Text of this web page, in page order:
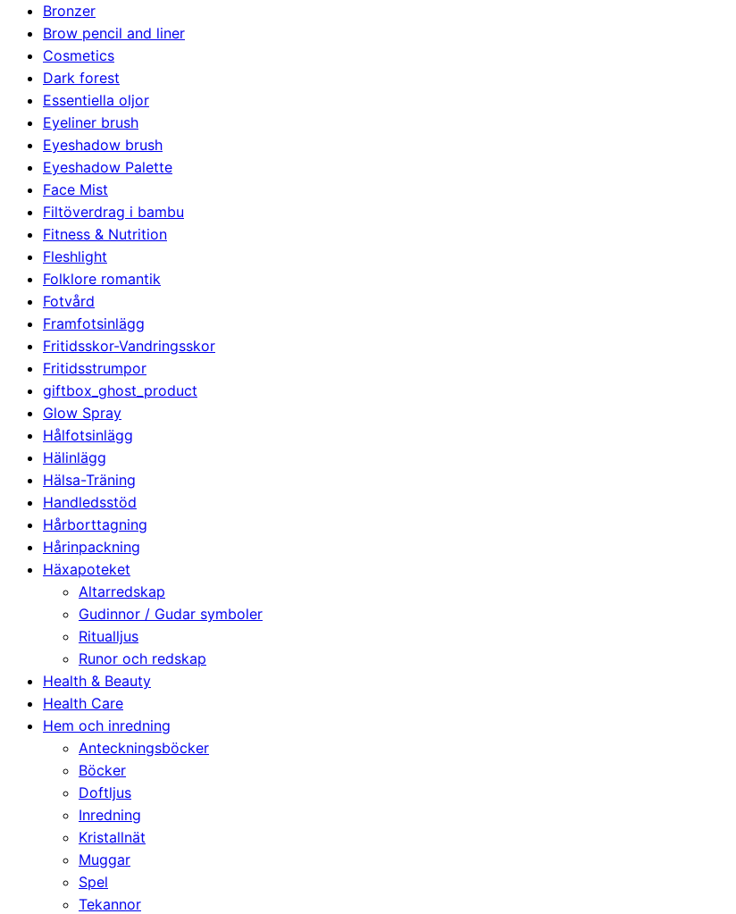
Bronzer
Brow pencil and liner
Cosmetics
Dark forest
Essentiella oljor
Eyeliner brush
Eyeshadow brush
Eyeshadow Palette
Face Mist
Filtöverdrag i bambu
Fitness & Nutrition
Fleshlight
Folklore romantik
Fotvård
Framfotsinlägg
Fritidsskor-Vandringsskor
Fritidsstrumpor
giftbox_ghost_product
Glow Spray
Hålfotsinlägg
Hälinlägg
Hälsa-Träning
Handledsstöd
Hårborttagning
Hårinpackning
Häxapoteket
Altarredskap
Gudinnor / Gudar symboler
Ritualljus
Runor och redskap
Health & Beauty
Health Care
Hem och inredning
Anteckningsböcker
Böcker
Doftljus
Inredning
Kristallnät
Muggar
Spel
Tekannor